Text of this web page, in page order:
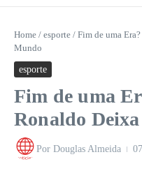
Home / esporte / Fim de uma
Mundo
esporte
Fim de uma
Ronaldo
Por Douglas Almeida